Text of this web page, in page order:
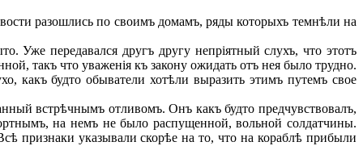
разошлись по своимъ домамъ, ряды которыхъ темнѣли на
передавался другъ другу непріятный слухъ, что этотъ
такъ что уваженія къ закону ожидать отъ нея было трудно.
какъ будто обыватели хотѣли выразить этимъ путемъ свое
встрѣчнымъ отливомъ. Онъ какъ будто предчувствовалъ,
на немъ не было распущенной, вольной солдатчины.
признаки указывали скорѣе на то, что на кораблѣ прибыли